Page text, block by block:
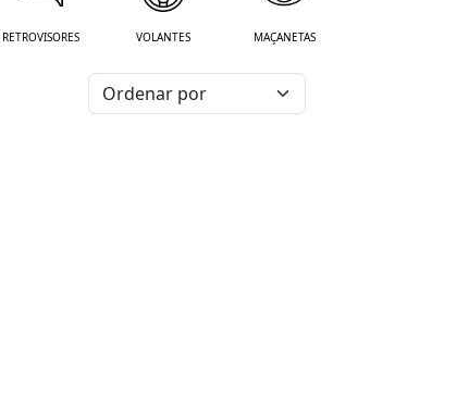
RETROVISORES VOLANTES MAÇANETAS